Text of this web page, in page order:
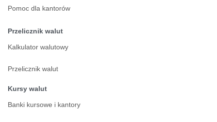
Pomoc dla kantorów
Przelicznik walut
Kalkulator walutowy
Przelicznik walut
Kursy walut
Banki kursowe i kantory